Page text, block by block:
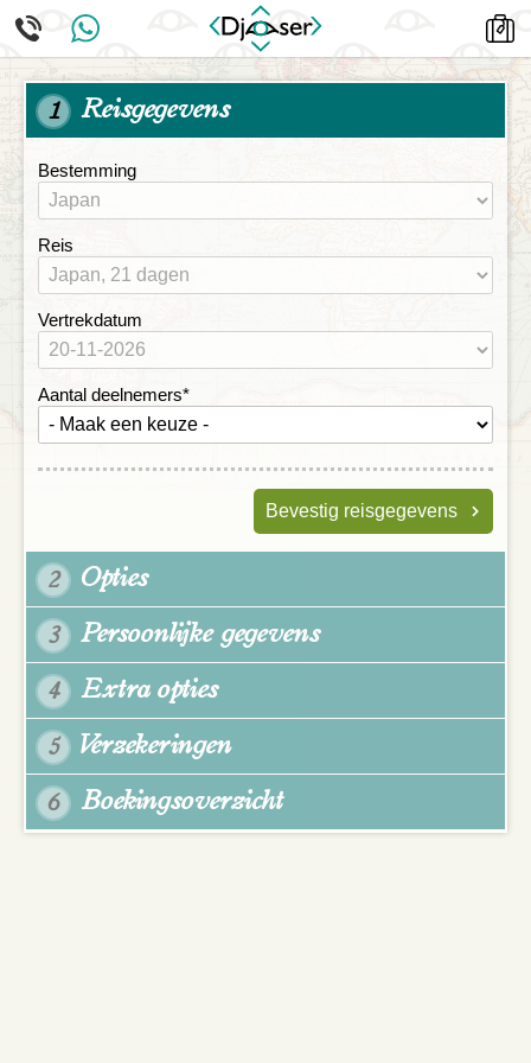
1 Reisgegevens
Bestemming
Reis
Vertrekdatum
Aantal deelnemers*
Bevestig reisgegevens
2 Opties
3 Persoonlijke gegevens
4 Extra opties
5 Verzekeringen
6 Boekingsoverzicht